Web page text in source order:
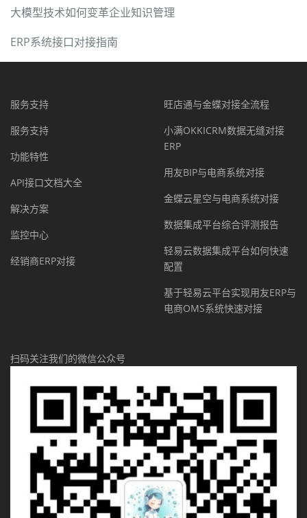
大模型技术如何变革企业知识管理
ERP系统接口对接指南
服务支持
服务支持
功能特性
API接口文档大全
解决方案
监控中心
经销商ERP对接
旺店通与金蝶对接全流程
小满OKKICRM数据无缝对接
ERP
用友BIP与电商系统对接
金蝶云星空与电商系统对接
数据集成平台综合评测报告
轻易云数据集成平台如何快速
配置
基于轻易云平台实现用友ERP与
电商OMS系统快速对接
扫码关注我们的微信公众号